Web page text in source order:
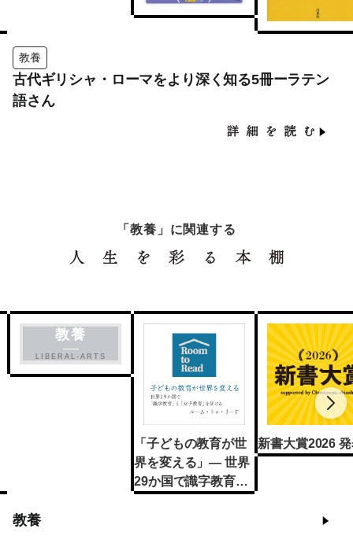
教養
古代ギリシャ・ローマをより深く知る5冊ーラテン
語さん
「教養」に関連する
教養
LIBERAL-ARTS
「子どもの教育が世
界を変える」— 世界
29か国で識字教育と
新書大賞2026
教養